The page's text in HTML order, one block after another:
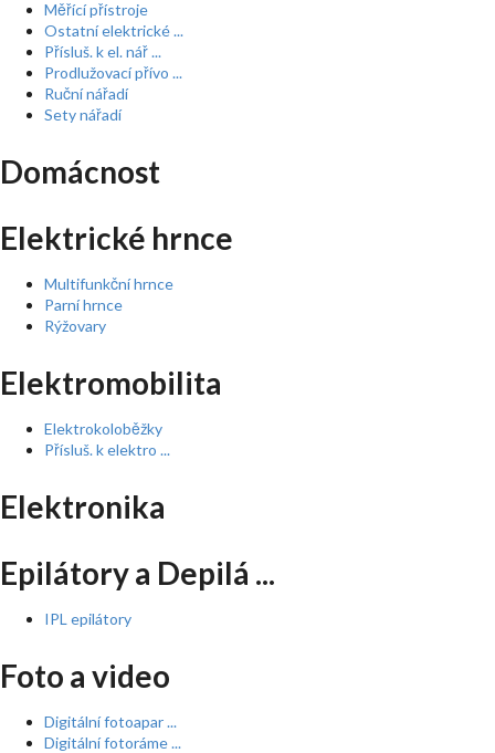
Měřící přístroje
Ostatní elektrické ...
Přísluš. k el. nář ...
Prodlužovací přívo ...
Ruční nářadí
Sety nářadí
Domácnost
Elektrické hrnce
Multifunkční hrnce
Parní hrnce
Rýžovary
Elektromobilita
Elektrokoloběžky
Přísluš. k elektro ...
Elektronika
Epilátory a Depilá ...
IPL epilátory
Foto a video
Digitální fotoapar ...
Digitální fotoráme ...